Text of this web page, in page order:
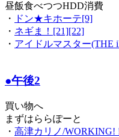
昼飯食べつつHDD消費
・
ドン★キホーテ[9]
・ ネギま！[21][22]
・ アイドルマスター(THE
●午後2
買い物へ
まずはららぽーと
・ 高津カリノ/WORKING!